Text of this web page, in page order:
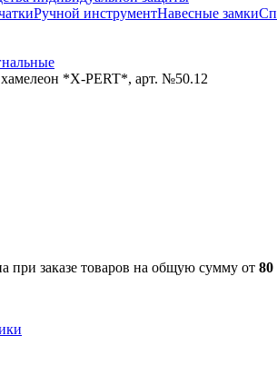
Ручной инструментНавесные замки
*X-PERT*, арт. №50.12
при заказе товаров на общую сумму от 80